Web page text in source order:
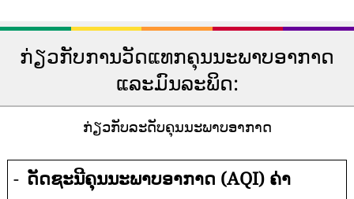
ກ່ຽວກັບການວັດແທກຄຸນນະພາບອາກາດ
ແລະມົນລະພິດ:
ກ່ຽວກັບລະດັບຄຸນນະພາບອາກາດ
- ດັດຊະນີຄຸນນະພາບອາກາດ (AQI) ຄ່າ